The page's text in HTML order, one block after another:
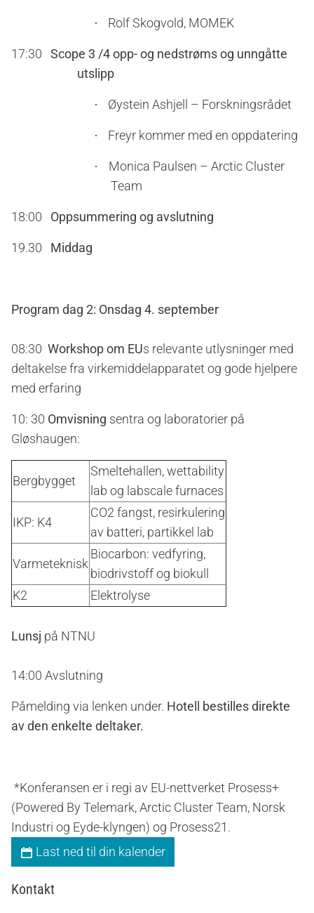
· Rolf Skogvold, MOMEK
17:30 Scope 3 /4 opp- og nedstrøms og unngåtte
utslipp
· Øystein Ashjell – Forskningsrådet
· Freyr kommer med en oppdatering
· Monica Paulsen – Arctic Cluster
Team
18:00 Oppsummering og avslutning
19.30 Middag
Program dag 2: Onsdag 4. september
08:30 Workshop om EUs relevante utlysninger med
deltakelse fra virkemiddelapparatet og gode hjelpere
med erfaring
10: 30 Omvisning sentra og laboratorier på
Gløshaugen:
Bergbygget
Smeltehallen, wettability
lab og labscale furnaces
IKP: K4
CO2 fangst, resirkulering
av batteri, partikkel lab
Varmeteknisk
Biocarbon: vedfyring,
biodrivstoff og biokull
K2
Elektrolyse
Lunsj på NTNU
14:00 Avslutning
Påmelding via lenken under. Hotell bestilles direkte
av den enkelte deltaker.
*Konferansen er i regi av EU-nettverket Prosess+
(Powered By Telemark, Arctic Cluster Team, Norsk
Industri og Eyde-klyngen) og Prosess21.
Last ned til din kalender
Kontakt